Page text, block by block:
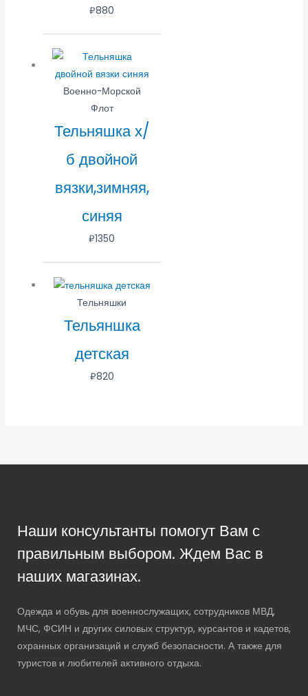
₽880
Военно-Морской
Флот
Тельняшка х/
б двойной
вязки,зимняя,
синяя
₽1350
Тельняшки
Тельяншка
детская
₽820
Наши консультанты помогут Вам с
правильным выбором. Ждем Вас в
наших магазинах.
Одежда и обувь для военнослужащих, сотрудников МВД,
МЧС, ФСИН и других силовых структур, курсантов и кадетов,
охранных организаций и служб безопасности. А также для
туристов и любителей активного отдыха.